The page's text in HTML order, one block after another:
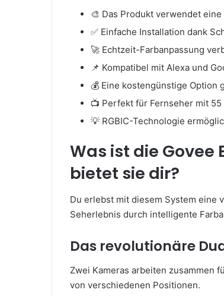
🎨 Das Produkt verwendet
✅ Einfache Installation dank
🚀 Echtzeit-Farbanpassung
📌 Kompatibel mit Alexa und
💰 Eine kostengünstige Option
📺 Perfekt für Fernseher mit
💡 RGBIC-Technologie
Was ist die Govee
bietet sie dir?
Du erlebst mit diesem System eine
Seherlebnis durch intelligente
Das revolutionäre
Zwei Kameras arbeiten zusammen
von verschiedenen Positionen.